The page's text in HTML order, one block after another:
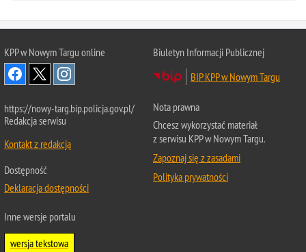
KPP w Nowym Targu online
Biuletyn Informacji Publicznej
BIP KPP w Nowym Targu
https://nowy-targ.bip.policja.gov.pl/
Redakcja serwisu
Kontakt z redakcją
Dostępność
Deklaracja dostępności
Nota prawna
Chcesz wykorzystać materiał
z serwisu KPP w Nowym Targu.
Zapoznaj się z zasadami
Polityka prywatności
Inne wersje portalu
wersja tekstowa